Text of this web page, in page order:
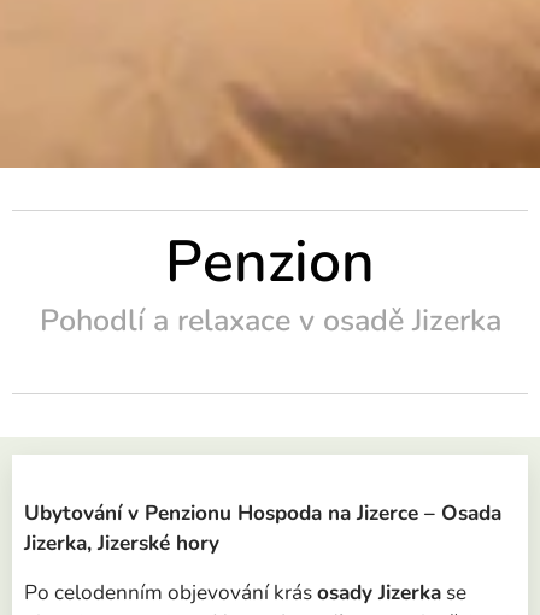
Penzion
Pohodlí a relaxace v osadě Jizerka
Ubytování v Penzionu Hospoda na Jizerce – Osada
Jizerka, Jizerské hory
Po celodenním objevování krásosady Jizerka se